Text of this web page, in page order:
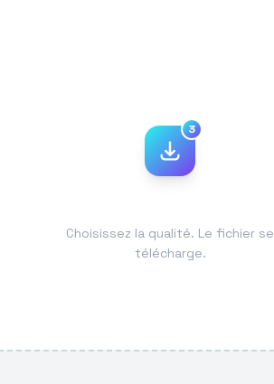
3
Choisissez la qualité. Le fichier se
télécharge.